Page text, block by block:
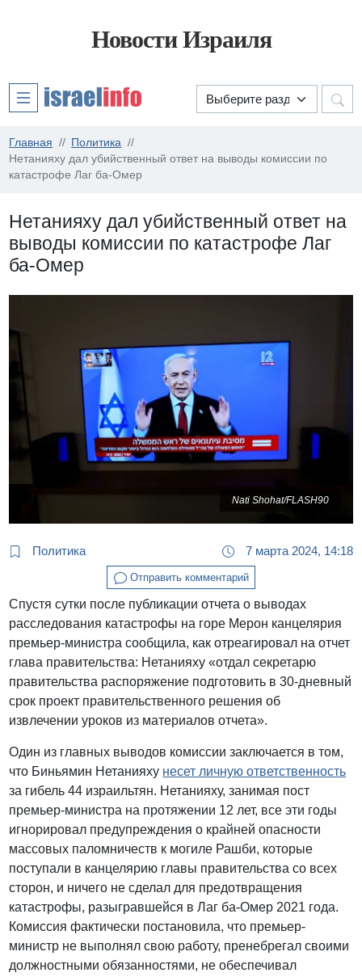
Новости Израиля
Главная
Политика
Нетанияху дал убийственный ответ на выводы комиссии по
катастрофе Лаг ба-Омер
Нетанияху дал убийственный ответ на
выводы комиссии по катастрофе Лаг
ба-Омер
Nati Shohat/FLASH90
Политика 7 марта 2024, 14:18
Отправить комментарий
Спустя сутки после публикации отчета о выводах
расследования катастрофы на горе Мерон канцелярия
премьер-министра сообщила, как отреагировал на отчет
глава правительства: Нетанияху «отдал секретарю
правительства распоряжение подготовить в 30-дневный
срок проект правительственного решения об
извлечении уроков из материалов отчета».
Один из главных выводов комиссии заключается в том,
что Биньямин Нетанияху несет личную ответственность
за гибель 44 израильтян. Нетанияху, занимая пост
премьер-министра на протяжении 12 лет, все эти годы
игнорировал предупреждения о крайней опасности
массовых паломничеств к могиле Рашби, которые
поступали в канцелярию главы правительства со всех
сторон, и ничего не сделал для предотвращения
катастрофы, разыгравшейся в Лаг ба-Омер 2021 года.
Комиссия фактически постановила, что премьер-
министр не выполнял свою работу, пренебрегал своими
должностными обязанностями, не обеспечивал